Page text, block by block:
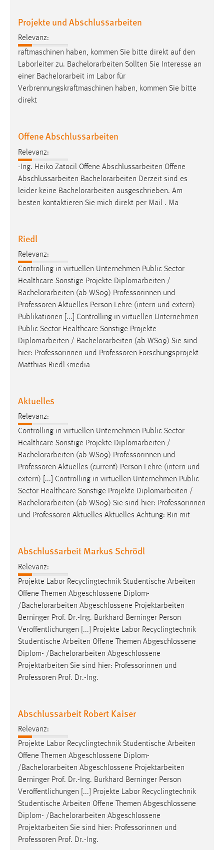
Projekte und Abschlussarbeiten
Relevanz:
raftmaschinen haben, kommen Sie bitte direkt auf den
Laborleiter zu. Bachelorarbeiten Sollten Sie Interesse an
einer Bachelorarbeit im Labor für
Verbrennungskraftmaschinen haben, kommen Sie bitte
direkt
Offene Abschlussarbeiten
Relevanz:
-Ing. Heiko Zatocil Offene Abschlussarbeiten Offene
Abschlussarbeiten Bachelorarbeiten Derzeit sind es
leider keine Bachelorarbeiten ausgeschrieben. Am
besten kontaktieren Sie mich direkt per Mail . Ma
Riedl
Relevanz:
Controlling in virtuellen Unternehmen Public Sector
Healthcare Sonstige Projekte Diplomarbeiten /
Bachelorarbeiten (ab WS09) Professorinnen und
Professoren Aktuelles Person Lehre (intern und extern)
Publikationen [...] Controlling in virtuellen Unternehmen
Public Sector Healthcare Sonstige Projekte
Diplomarbeiten / Bachelorarbeiten (ab WS09) Sie sind
hier: Professorinnen und Professoren Forschungsprojekt
Matthias Riedl <media
Aktuelles
Relevanz:
Controlling in virtuellen Unternehmen Public Sector
Healthcare Sonstige Projekte Diplomarbeiten /
Bachelorarbeiten (ab WS09) Professorinnen und
Professoren Aktuelles (current) Person Lehre (intern und
extern) [...] Controlling in virtuellen Unternehmen Public
Sector Healthcare Sonstige Projekte Diplomarbeiten /
Bachelorarbeiten (ab WS09) Sie sind hier: Professorinnen
und Professoren Aktuelles Aktuelles Achtung: Bin mit
Abschlussarbeit Markus Schrödl
Relevanz:
Projekte Labor Recyclingtechnik Studentische Arbeiten
Offene Themen Abgeschlossene Diplom-
/ Bachelorarbeiten Abgeschlossene Projektarbeiten
Berninger Prof. Dr.-Ing. Burkhard Berninger Person
Veröffentlichungen [...] Projekte Labor Recyclingtechnik
Studentische Arbeiten Offene Themen Abgeschlossene
Diplom- / Bachelorarbeiten Abgeschlossene
Projektarbeiten Sie sind hier: Professorinnen und
Professoren Prof. Dr.-Ing.
Abschlussarbeit Robert Kaiser
Relevanz:
Projekte Labor Recyclingtechnik Studentische Arbeiten
Offene Themen Abgeschlossene Diplom-
/ Bachelorarbeiten Abgeschlossene Projektarbeiten
Berninger Prof. Dr.-Ing. Burkhard Berninger Person
Veröffentlichungen [...] Projekte Labor Recyclingtechnik
Studentische Arbeiten Offene Themen Abgeschlossene
Diplom- / Bachelorarbeiten Abgeschlossene
Projektarbeiten Sie sind hier: Professorinnen und
Professoren Prof. Dr.-Ing.